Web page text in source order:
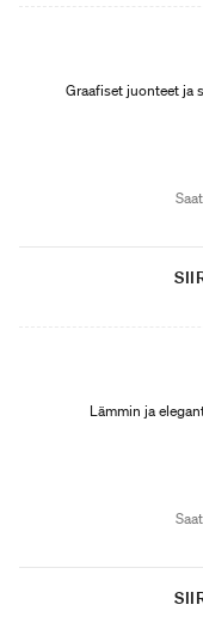
Graafiset juonteet ja
Lämmin ja